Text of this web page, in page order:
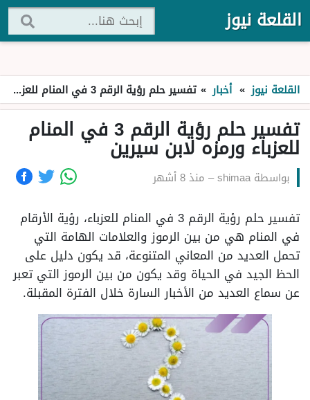
القلعة نيوز
القلعة نيوز » أخبار » تفسير حلم رؤية الرقم 3 في المنام للعزباء ورمزه لابن سيرين
تفسير حلم رؤية الرقم 3 في المنام
للعزباء ورمزه لابن سيرين
بواسطةshimaa
– منذ 8 أشهر
تفسير حلم رؤية الرقم 3 في المنام للعزباء، رؤية الأرقام
في المنام هي من بين الرموز والعلامات الهامة التي
تحمل العديد من المعاني المتنوعة، قد يكون دليل على
الحظ الجيد في الحياة وقد يكون من بين الرموز التي تعبر
عن سماع العديد من الأخبار السارة خلال الفترة المقبلة.